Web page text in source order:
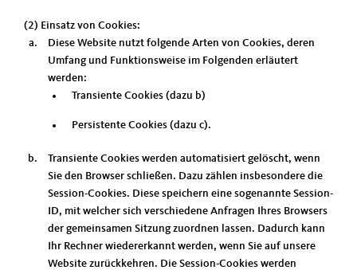
(2) Einsatz von Cookies:
Diese Website nutzt folgende Arten von Cookies, deren
Umfang und Funktionsweise im Folgenden erläutert
werden:
Transiente Cookies (dazu b)
Persistente Cookies (dazu c).
Transiente Cookies werden automatisiert gelöscht, wenn
Sie den Browser schließen. Dazu zählen insbesondere die
Session-Cookies. Diese speichern eine sogenannte Session-
ID, mit welcher sich verschiedene Anfragen Ihres Browsers
der gemeinsamen Sitzung zuordnen lassen. Dadurch kann
Ihr Rechner wiedererkannt werden, wenn Sie auf unsere
Website zurückkehren. Die Session-Cookies werden